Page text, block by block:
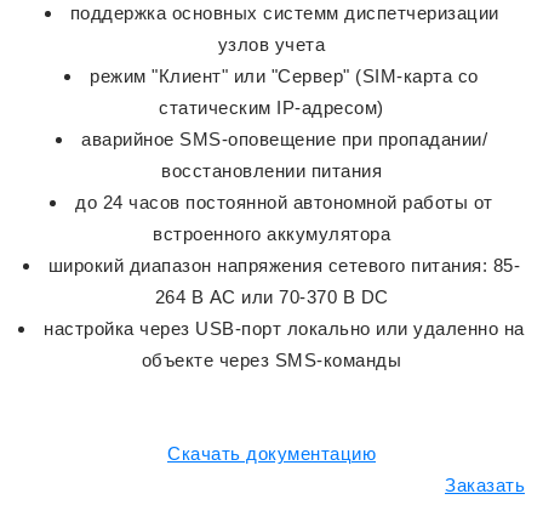
поддержка основных системм диспетчеризации
узлов учета
режим "Клиент" или "Сервер" (SIM-карта со
статическим IP-адресом)
аварийное SMS-оповещение при пропадании/
восстановлении питания
до 24 часов постоянной автономной работы от
встроенного аккумулятора
широкий диапазон напряжения сетевого питания: 85-
264 В АС или 70-370 В DC
настройка через USB-порт локально или удаленно на
объекте через SMS-команды
Скачать документацию
Заказать